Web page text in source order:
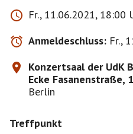
Fr., 11.06.2021, 18:00
Anmeldeschluss: Fr.,
Konzertsaal der UdK
Ecke Fasanenstraße,
Berlin
Treffpunkt